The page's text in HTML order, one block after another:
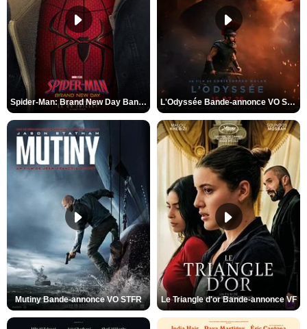
Spider-Man: Brand New Day Bande-annonce VO STFR L'Odyssée Bande-annonce VO STFR
Mutiny Bande-annonce VO STFR Le Triangle d'or Bande-annonce VF